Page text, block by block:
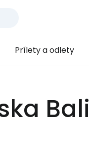
Prílety a odlety
Bali